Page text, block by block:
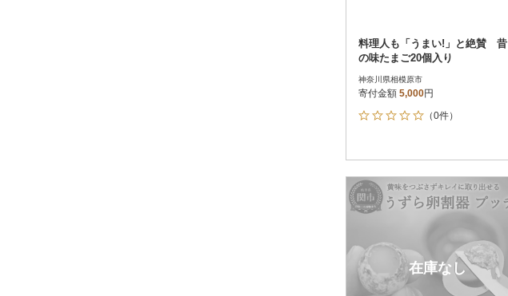
料理人も「うまい!」と絶賛 昔
の味たまご20個入り
神奈川県相模原市
寄付金額 5,000円
（0件）
在庫なし